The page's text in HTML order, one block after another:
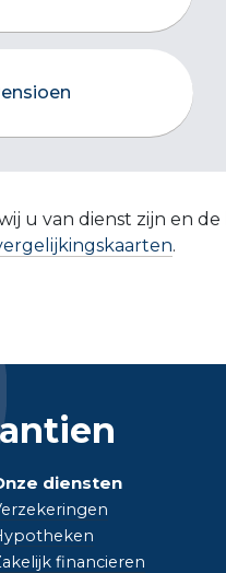
u van dienst zijn en
.
diensten
financieren